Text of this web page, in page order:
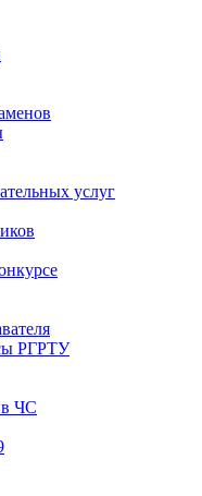
услуг
РГРТУ
в ЧС